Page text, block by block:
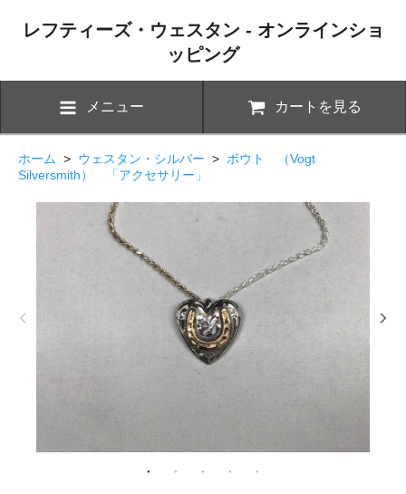
レフティーズ・ウェスタン - オンラインショ
ッピング
メニュー カートを見る
ホーム > ウェスタン・シルバー > ボウト （Vogt
Silversmith） 「アクセサリー」